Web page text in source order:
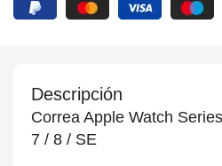
Descripción
Correa Apple Watch
7 / 8 / SE